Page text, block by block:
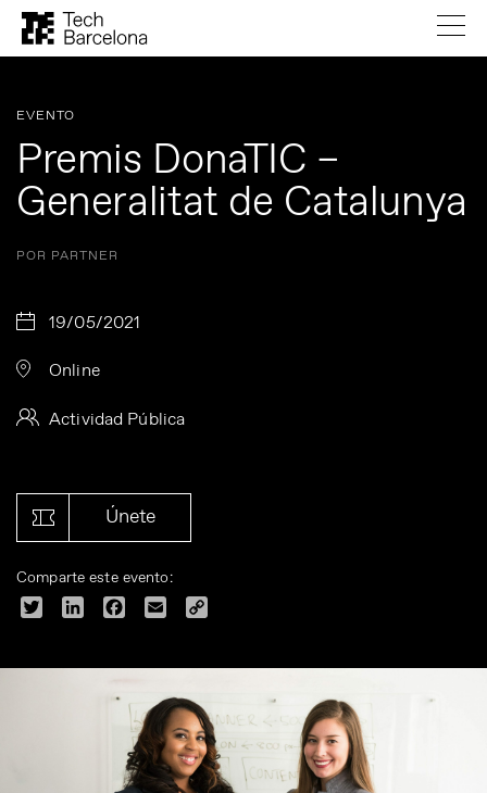
EVENTO
Premis DonaTIC –
Generalitat de Catalunya
POR PARTNER
19/05/2021
Online
Actividad Pública
Únete
Comparte este evento:
Twitter LinkedInFacebook
Email